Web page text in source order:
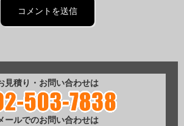
見積り・お問い合わせは
ールでのお問い合わせは